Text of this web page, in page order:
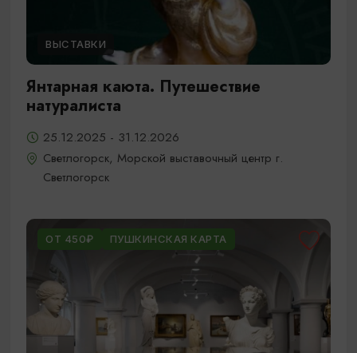
ВЫСТАВКИ
Янтарная каюта. Путешествие
натуралиста
25.12.2025 - 31.12.2026
Светлогорск, Морской выставочный центр г.
Светлогорск
ОТ 450₽ ПУШКИНСКАЯ КАРТА